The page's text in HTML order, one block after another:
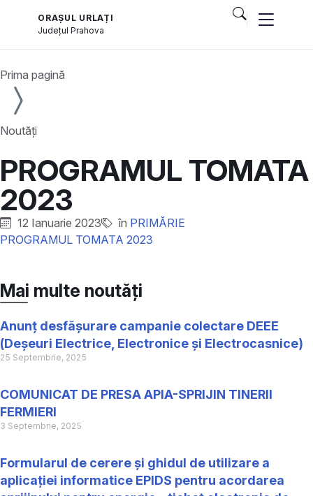
ORAȘUL URLAȚI
JudețulPrahova
Prima pagină
Noutăți
PROGRAMUL TOMATA
2023
12 Ianuarie 2023 în PRIMĂRIE
PROGRAMUL TOMATA 2023
Mai multe noutăți
Anunț desfășurare campanie colectare DEEE
(Deșeuri Electrice, Electronice și Electrocasnice)
25 Septembrie, 2025
COMUNICAT DE PRESA APIA-SPRIJIN TINERII
FERMIERI
3 Septembrie, 2025
Formularul de cerere și ghidul de utilizare a
aplicației informatice EPIDS pentru acordarea